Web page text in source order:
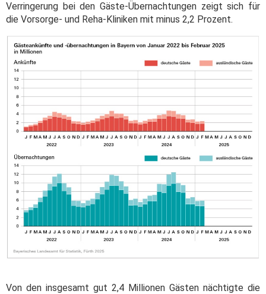
Verringerung bei den Gäste-Übernachtungen zeigt sich für
die Vorsorge- und Reha-Kliniken mit minus 2,2 Prozent.
Von den insgesamt gut 2,4 Millionen Gästen nächtigte die